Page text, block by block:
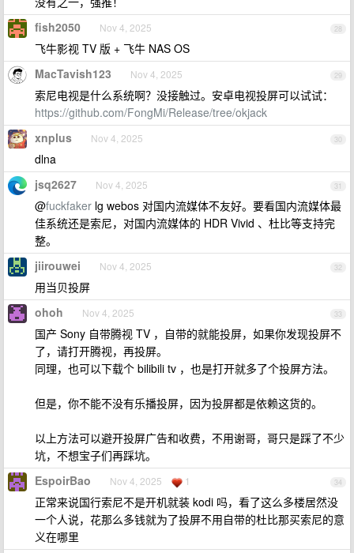
28
fish2050 Nov 4, 2025
飞牛影视 TV 版 + 飞牛 NAS OS
29
MacTavish123 Nov 4, 2025
索尼电视是什么系统啊？没接触过。安卓电视投屏可以试试：
https://github.com/FongMi/Release/tree/okjack
30
xnplus Nov 4, 2025
dlna
31
jsq2627 Nov 4, 2025
@fuckfaker lg webos 对国内流媒体不友好。要看国内流媒体最
佳系统还是索尼，对国内流媒体的 HDR Vivid 、杜比等支持完
整。
32
jiirouwei Nov 4, 2025
用当贝投屏
33
ohoh Nov 4, 2025
国产 Sony 自带腾视 TV ，自带的就能投屏，如果你发现投屏不
了，请打开腾视，再投屏。
同理，也可以下载个 bilibili tv ，也是打开就多了个投屏方法。
但是，你不能不没有乐播投屏，因为投屏都是依赖这货的。
以上方法可以避开投屏广告和收费，不用谢哥，哥只是踩了不少
坑，不想宝子们再踩坑。
34
EspoirBao Nov 4, 2025 1
正常来说国行索尼不是开机就装 kodi 吗，看了这么多楼居然没
一个人说，花那么多钱就为了投屏不用自带的杜比那买索尼的意
义在哪里